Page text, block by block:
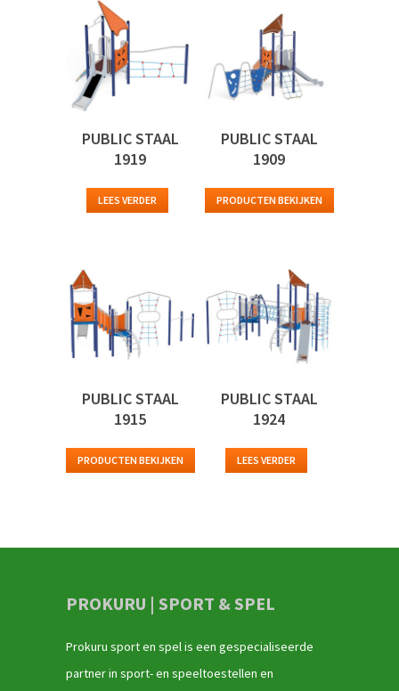
PUBLIC STAAL
1919
LEES VERDER
PUBLIC STAAL
1909
PRODUCTEN BEKIJKEN
PUBLIC STAAL
1915
PRODUCTEN BEKIJKEN
PUBLIC STAAL
1924
LEES VERDER
PROKURU | SPORT & SPEL
Prokuru sport en spel is een gespecialiseerde
partner in sport- en speeltoestellen en